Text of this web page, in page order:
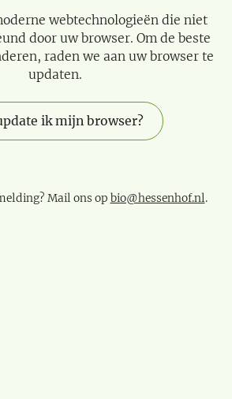
webtechnologieën die niet
door uw browser. Om de beste
raden we aan uw browser te
updaten.
ik mijn browser?
Mail ons op bio@hessenhof.nl.